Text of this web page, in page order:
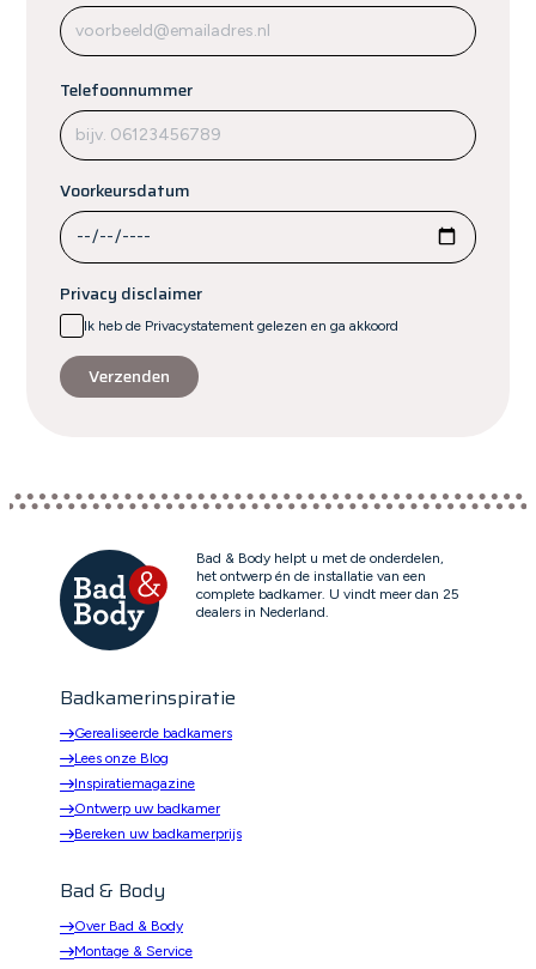
Telefoonnummer
Voorkeursdatum
Privacy disclaimer
Ik heb de Privacystatement gelezen en ga akkoord
Verzenden
Bad & Body helpt u met de onderdelen,
het ontwerp én de installatie van een
complete badkamer. U vindt meer dan 25
dealers in Nederland.
Badkamerinspiratie
Gerealiseerde badkamers
Lees onze Blog
Inspiratiemagazine
Ontwerp uw badkamer
Bereken uw badkamerprijs
Bad & Body
Over Bad & Body
Montage & Service